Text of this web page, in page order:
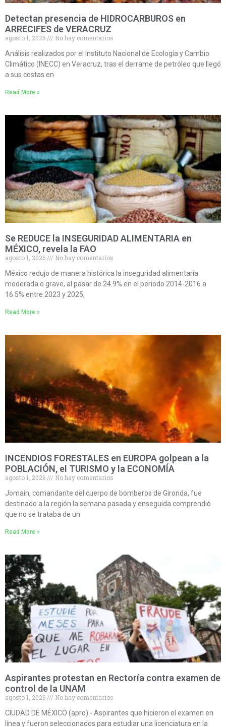
Detectan presencia de HIDROCARBUROS en
ARRECIFES de VERACRUZ
agosto 1, 2026
No hay comentarios
Análisis realizados por el Instituto Nacional de Ecología y Cambio
Climático (INECC) en Veracruz, tras el derrame de petróleo que llegó
a sus costas en
Read More »
Se REDUCE la INSEGURIDAD ALIMENTARIA en
MÉXICO, revela la FAO
agosto 1, 2026
No hay comentarios
México redujo de manera histórica la inseguridad alimentaria
moderada o grave, al pasar de 24.9% en el periodo 2014-2016 a
16.5% entre 2023 y 2025,
Read More »
INCENDIOS FORESTALES en EUROPA golpean a la
POBLACIÓN, el TURISMO y la ECONOMÍA
agosto 1, 2026
No hay comentarios
Jomain, comandante del cuerpo de bomberos de Gironda, fue
destinado a la región la semana pasada y enseguida comprendió
que no se trataba de un
Read More »
Aspirantes protestan en Rectoría contra examen de
control de la UNAM
agosto 1, 2026
No hay comentarios
CIUDAD DE MÉXICO (apro).- Aspirantes que hicieron el examen en
línea y fueron seleccionados para estudiar una licenciatura en la